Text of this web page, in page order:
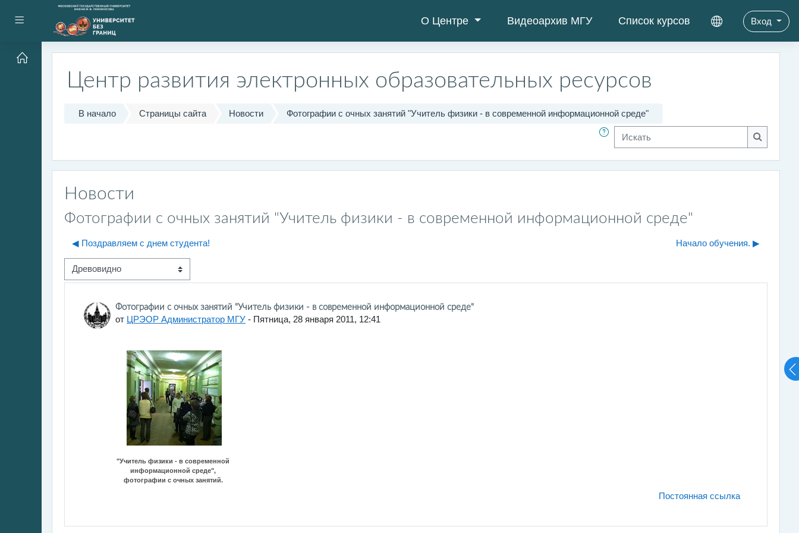
Боковая панель О Центре Видеоархив МГУ Список курсов Вход
Перейти к основному содержанию
Центр развития электронных образовательных ресурсов
В начало Страницы сайта Новости Фотографии с очных занятий "Учитель физики - в современной информационной среде"
Искать
Искать
Новости
Фотографии с очных занятий "Учитель физики - в современной информационной среде"
◀︎ Поздравляем с днем студента! Начало обучения. ▶︎
Режим отображения
Фотографии с очных занятий "Учитель физики - в современной информационной среде"
от ЦРЭОР Администратор МГУ - Пятница, 28 января 2011, 12:41
Количество ответов: 0
"Учитель физики - в современной
информационной среде",
фотографии с очных занятий.
Постоянная ссылка